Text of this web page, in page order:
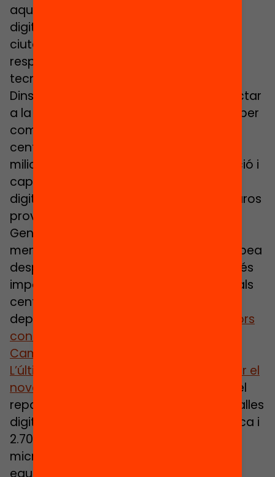
aquest concepte, el de competència
digital, com una part «clau per a una
ciutadania que ha de ser crítica i
responsable en l’ús que fa de la
tecnologia».
Dins aquest pla el departament va injectar
a la tardor del 2022 149 milions d’euros per
comprar equips tecnològics per als
centres, en un termini de dos anys. 47
milions més es van destinar a la formació i
capacitació de professors en l’àmbit
digital. En total, gairebé 200 milions d’euros
provinents dels fons europeus Next
Generation, el pla d’ajudes als estats
membres aprovat per la Comissió Europea
després de la Covid-19. «És el procés més
important d’aportació d’equipaments als
centres de tota la història del
departament d’Educació»,
va dir el llavors
conseller d’Educació, Josep Gonzàlez-
Cambray
L’última fase del PDEC, que va començar el
novembre de l’any passat
, contempla el
repartiment del voltant de 32.000 pantalles
digitals interactives 4.200 kits de robòtica i
2.700 maletes audiovisuals (amb
micròfons, càmeres, trípodes i un altre